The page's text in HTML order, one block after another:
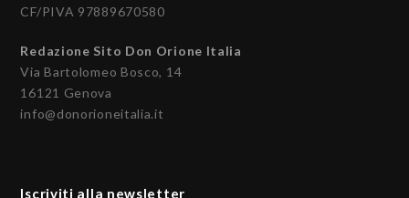
CF/PIVA 97889670580
Redazione Sito Don Orione Italia
Via Bartolomeo Bosco, 14
16121 Genova
info@donorioneitalia.it
Iscriviti alla newsletter